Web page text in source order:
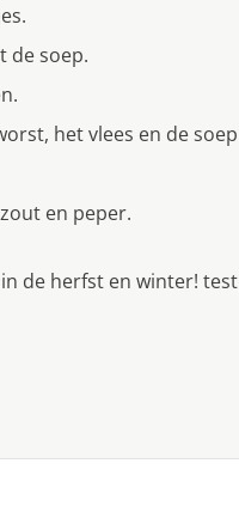
de soep.
het vlees en de
en peper.
de herfst en winter! test